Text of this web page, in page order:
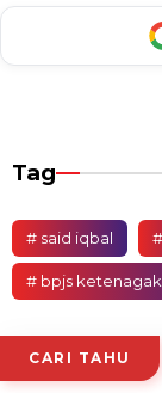
Tag
# said iqbal
# bpjs
CARI TAHU